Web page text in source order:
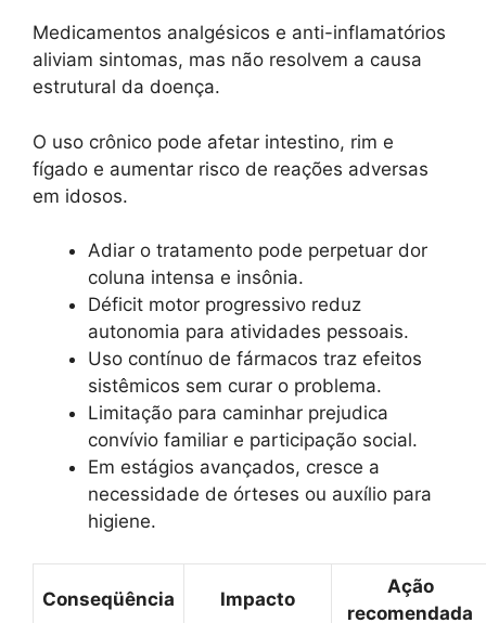
Medicamentos analgésicos e anti-inflamatórios
aliviam sintomas, mas não resolvem a causa
estrutural da doença.
O uso crônico pode afetar intestino, rim e
fígado e aumentar risco de reações adversas
em idosos.
Adiar o tratamento pode perpetuar dor
coluna intensa e insônia.
Déficit motor progressivo reduz
autonomia para atividades pessoais.
Uso contínuo de fármacos traz efeitos
sistêmicos sem curar o problema.
Limitação para caminhar prejudica
convívio familiar e participação social.
Em estágios avançados, cresce a
necessidade de órteses ou auxílio para
higiene.
Conseqüência Impacto
Ação
recomendada